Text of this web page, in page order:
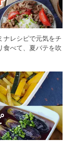
ナレシピで元気をチ
食べて、夏バテを吹